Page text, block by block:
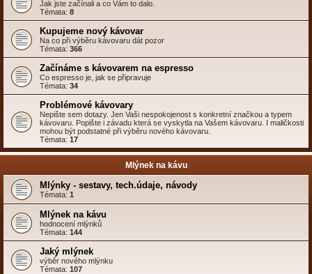
Jak jste začínali a co Vám to dalo.
Témata: 8
Kupujeme nový kávovar
Na co při výběru kávovaru dát pozor
Témata: 366
Začínáme s kávovarem na espresso
Co espresso je, jak se připravuje
Témata: 34
Problémové kávovary
Nepište sem dotazy. Jen Vaši nespokojenost s konkretní značkou a typem
kávovaru. Popište i závadu která se vyskytla na Vašem kávovaru. I maličkosti
mohou být podstatné při výběru nového kávovaru.
Témata: 17
Mlýnek na kávu
Mlýnky - sestavy, tech.údaje, návody
Témata: 1
Mlýnek na kávu
hodnocení mlýnků
Témata: 144
Jaký mlýnek
výběr nového mlýnku
Témata: 107